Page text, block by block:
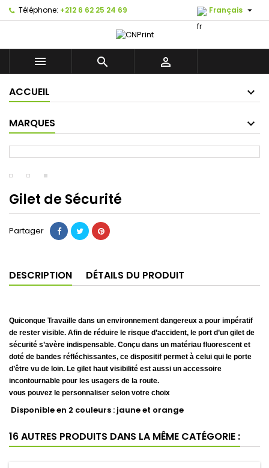
Téléphone: +212 6 62 25 24 69 Français 
  
ACCUEIL
MARQUES
Gilet de Sécurité
Partager
DESCRIPTION DÉTAILS DU PRODUIT
Quiconque Travaille dans un environnement dangereux a pour impératif
de rester visible. Afin de réduire le risque d’accident, le port d’un gilet de
sécurité s’avère indispensable. Conçu dans un matériau fluorescent et
doté de bandes réfléchissantes, ce dispositif permet à celui qui le porte
d’être vu de loin. Le gilet haut visibilité est aussi un accessoire
incontournable pour les usagers de la route.
vous pouvez le personnaliser selon votre choix
Disponible en 2 couleurs : jaune et orange
16 AUTRES PRODUITS DANS LA MÊME CATÉGORIE :